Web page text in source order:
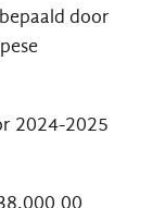
door
2024-2025